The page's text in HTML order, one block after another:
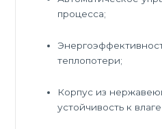
процесса;
теплопотери;
Корпус из
устойчивость к